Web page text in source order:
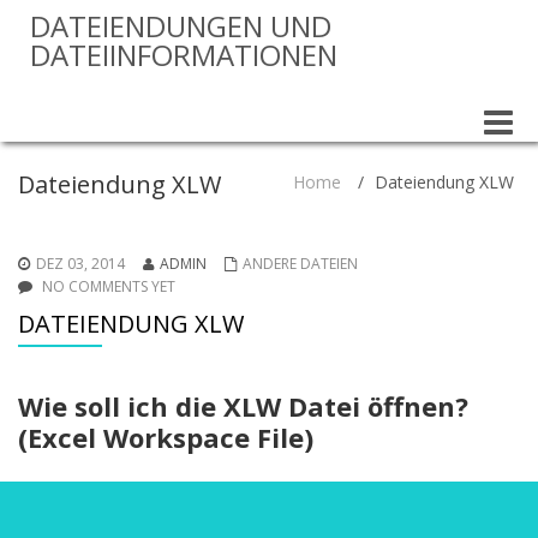
DATEIENDUNGEN UND
DATEIINFORMATIONEN
Toggle
Dateiendung XLW Home / Dateiendung XLW
DEZ 03, 2014 ADMIN
ANDERE DATEIEN
NO COMMENTS YET
DATEIENDUNG XLW
Wie soll ich die XLW Datei öffnen?
(Excel Workspace File)